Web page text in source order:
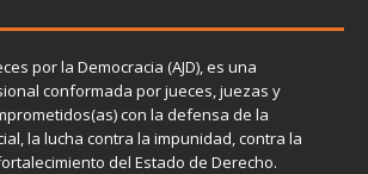
por la Democracia (AJD), es una
conformada por jueces, juezas y
con la defensa de la
la lucha contra la impunidad, contra la
del Estado de Derecho.